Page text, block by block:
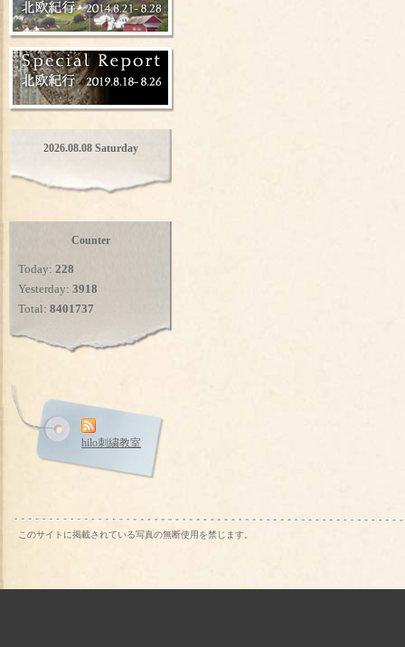
2026.08.08 Saturday
Counter
Today: 228
Yesterday: 3918
Total: 8401737
hilo刺繍教室
このサイトに掲載されている写真の無断使用を禁じます。